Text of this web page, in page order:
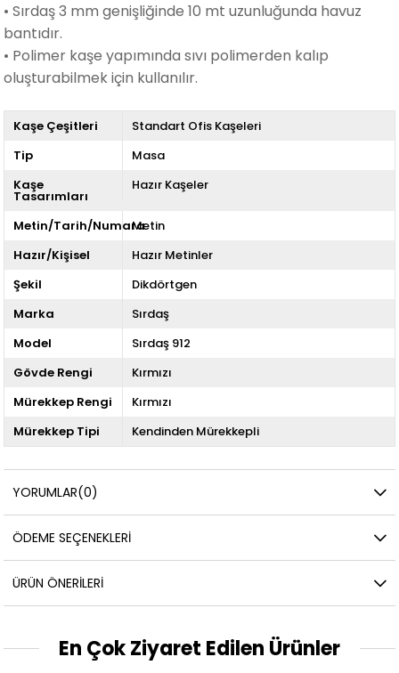
• Sırdaş 3 mm genişliğinde 10 mt uzunluğunda havuz
bantıdır.
• Polimer kaşe yapımında sıvı polimerden kalıp
oluşturabilmek için kullanılır.
Kaşe Çeşitleri
Standart Ofis Kaşeleri
Tip
Masa
Kaşe
Tasarımları
Hazır Kaşeler
Metin/Tarih/NumaraMetin
Hazır/Kişisel
Hazır Metinler
Şekil
Dikdörtgen
Marka
Sırdaş
Model
Sırdaş 912
Gövde Rengi
Kırmızı
Mürekkep Rengi
Kırmızı
Mürekkep Tipi
Kendinden Mürekkepli
YORUMLAR(0)
ÖDEME SEÇENEKLERI
ÜRÜN ÖNERILERI
En Çok Ziyaret Edilen Ürünler